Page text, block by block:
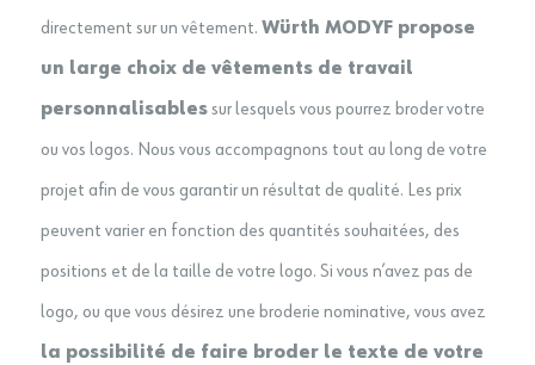
directement sur un vêtement. Würth MODYF propose
un large choix de vêtements de travail
personnalisablessur lesquels vous pourrez broder votre
ou vos logos. Nous vous accompagnons tout au long de votre
projet afin de vous garantir un résultat de qualité. Les prix
peuvent varier en fonction des quantités souhaitées, des
positions et de la taille de votre logo. Si vous n’avez pas de
logo, ou que vous désirez une broderie nominative, vous avez
la possibilité de faire broder le texte de votre